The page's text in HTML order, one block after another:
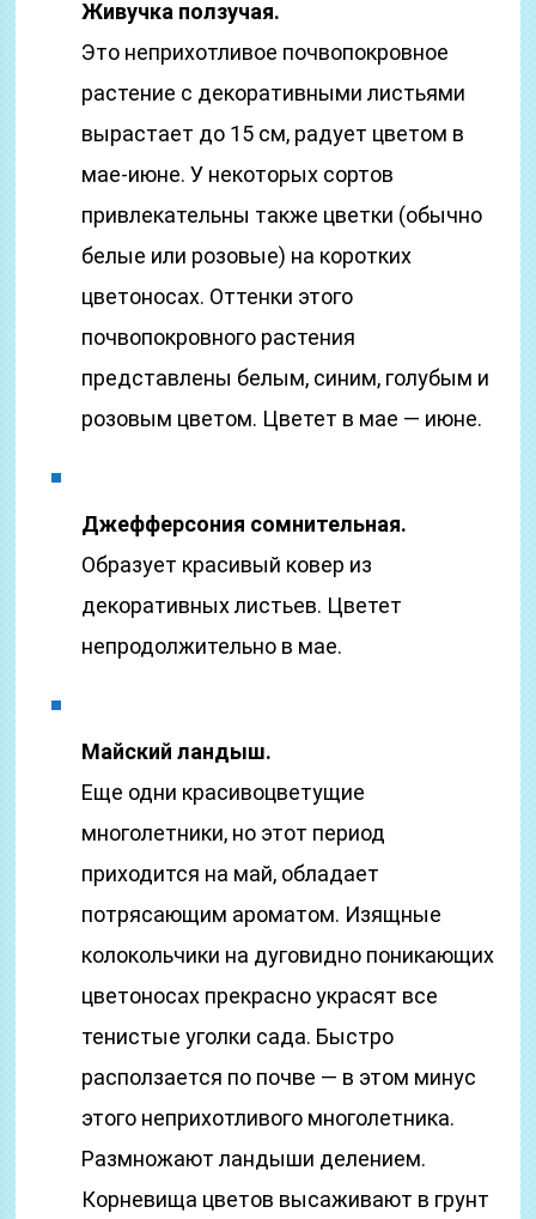
Живучка ползучая.
Это неприхотливое почвопокровное
растение с декоративными листьями
вырастает до 15 см, радует цветом в
мае-июне. У некоторых сортов
привлекательны также цветки (обычно
белые или розовые) на коротких
цветоносах. Оттенки этого
почвопокровного растения
представлены белым, синим, голубым и
розовым цветом. Цветет в мае — июне.
Джефферсония сомнительная.
Образует красивый ковер из
декоративных листьев. Цветет
непродолжительно в мае.
Майский ландыш.
Еще одни красивоцветущие
многолетники, но этот период
приходится на май, обладает
потрясающим ароматом. Изящные
колокольчики на дуговидно поникающих
цветоносах прекрасно украсят все
тенистые уголки сада. Быстро
расползается по почве — в этом минус
этого неприхотливого многолетника.
Размножают ландыши делением.
Корневища цветов высаживают в грунт